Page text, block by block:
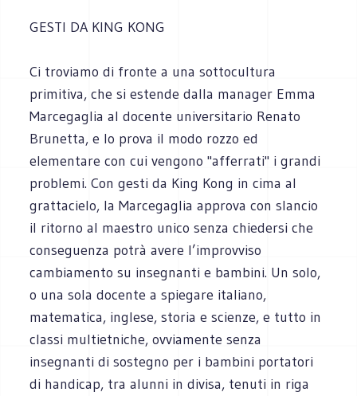
GESTI DA KING KONG
Ci troviamo di fronte a una sottocultura
primitiva, che si estende dalla manager Emma
Marcegaglia al docente universitario Renato
Brunetta, e lo prova il modo rozzo ed
elementare con cui vengono "afferrati" i grandi
problemi. Con gesti da King Kong in cima al
grattacielo, la Marcegaglia approva con slancio
il ritorno al maestro unico senza chiedersi che
conseguenza potrà avere l’improvviso
cambiamento su insegnanti e bambini. Un solo,
o una sola docente a spiegare italiano,
matematica, inglese, storia e scienze, e tutto in
classi multietniche, ovviamente senza
insegnanti di sostegno per i bambini portatori
di handicap, tra alunni in divisa, tenuti in riga